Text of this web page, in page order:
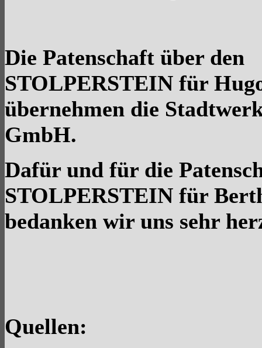
Die Patenschaft über den
STOLPERSTEIN für
übernehmen die
GmbH.
Dafür und für die
STOLPERSTEIN für
bedanken wir uns sehr
Quellen: